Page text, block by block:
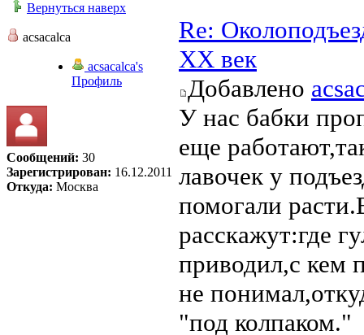
Вернуться наверх
acsacalca
acsacalca's
Профиль
Сообщений: 30
Зарегистрирован: 16.12.2011
Откуда: Москва
Re:
ХХ век
Добавлено
У нас бабки
еще
лавочек у
помогали
расскажут:где
приводил,с кем
не
"под колпаком."